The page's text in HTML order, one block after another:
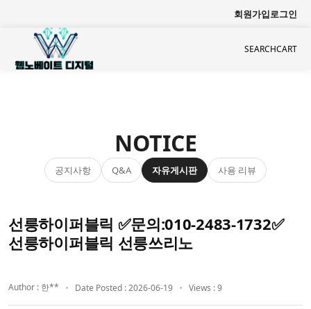
회원가입로그인
SEARCHCART
NOTICE
공지사항 Q&A 자유게시판 사용 리뷰
선릉하이퍼블릭 ✅문의:010-2483-1732✅
선릉하이퍼블릭 선릉쓰리노
Author : 한** Date Posted : 2026-06-19 Views : 9